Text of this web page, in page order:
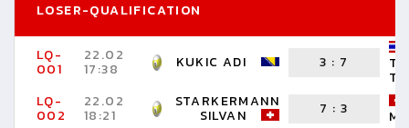
LOSER-QUALIFICATION
LQ-
001
22.02
17:38 KUKIC ADI 3 : 7
LQ-
002
22.02
18:21
STARKERMANN
SILVAN 7 :3